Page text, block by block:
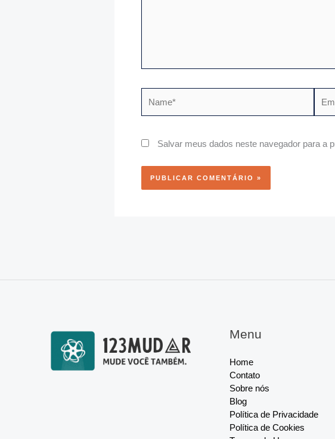
Salvar meus dados neste navegador para a
Menu
Home
Contato
Sobre nós
Blog
Política de Privacidade
Política de Cookies